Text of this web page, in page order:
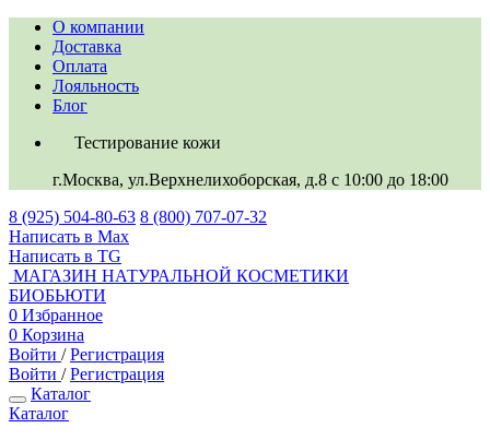
О компании
Доставка
Оплата
Лояльность
Блог
Тестирование кожи
г.Москва, ул.Верхнелихоборская, д.8 c 10:00 до 18:00
8 (925) 504-80-63 8 (800) 707-07-32
Написать в Max
Написать в TG
МАГАЗИН НАТУРАЛЬНОЙ КОСМЕТИКИ
БИОБЬЮТИ
0 Избранное
0 Корзина
Войти / Регистрация
Войти / Регистрация
Каталог
Каталог